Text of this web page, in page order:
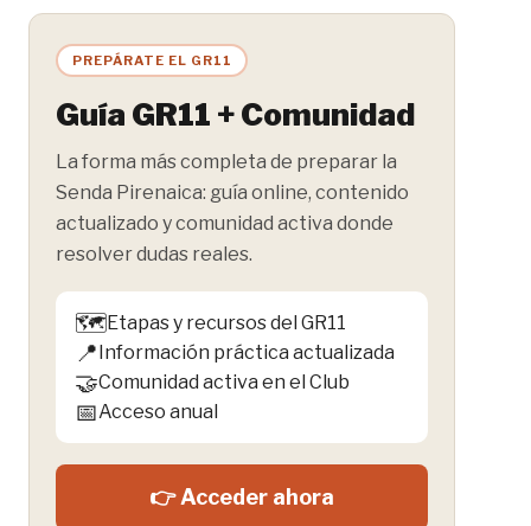
PREPÁRATE EL GR11
Guía GR11 + Comunidad
La forma más completa de preparar la
Senda Pirenaica: guía online, contenido
actualizado y comunidad activa donde
resolver dudas reales.
🗺️Etapas y recursos del GR11
📍Información práctica actualizada
🤝Comunidad activa en el Club
📅Acceso anual
👉 Acceder ahora